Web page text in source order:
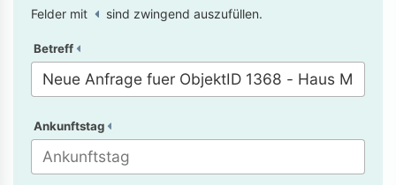
Felder mit sind zwingend auszufüllen.
Betreff
Ankunftstag